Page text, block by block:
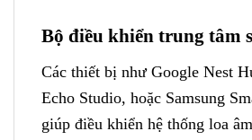
Bộ điều khiển trung tâm
Các thiết bị như Google Nest
Echo Studio, hoặc Samsung
giúp điều khiển hệ thống loa